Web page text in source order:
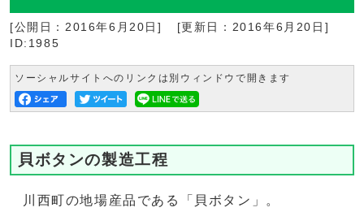
[公開日： 2016年6月20日 ] [更新日： 2016年6月20日 ]
ID:1985
ソーシャルサイトへのリンクは別ウィンドウで開きます
貝ボタンの製造工程
川西町の地場産品である「貝ボタン」。